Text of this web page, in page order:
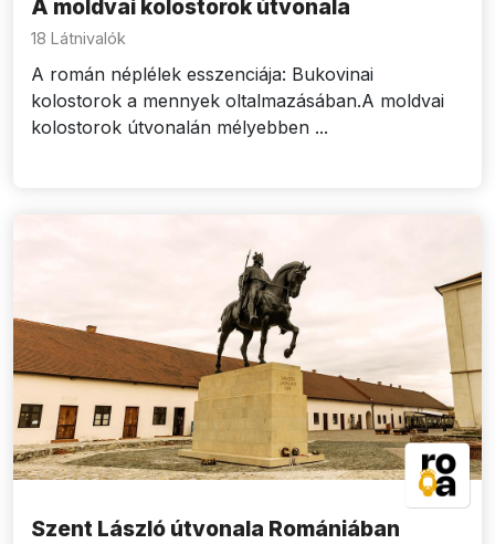
A moldvai kolostorok útvonala
18 Látnivalók
A román néplélek esszenciája: Bukovinai
kolostorok a mennyek oltalmazásában.A moldvai
kolostorok útvonalán mélyebben ...
Szent László útvonala Romániában